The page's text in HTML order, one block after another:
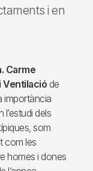
i en
Carme
Ventilació de
importància
dels
som
com les
homes i dones